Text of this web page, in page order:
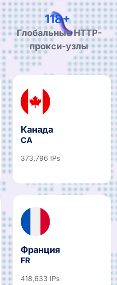
190+
Глобальные HTTP-
прокси-узлы
Канада
CA
373,796 IPs
Франция
FR
418,633 IPs